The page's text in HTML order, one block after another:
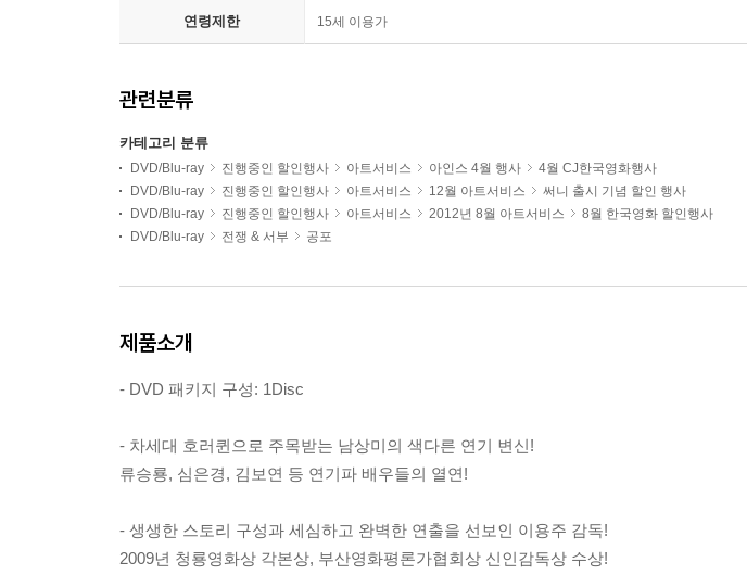
연령제한 15세 이용가
관련분류
카테고리 분류
DVD/Blu-ray 진행중인 할인행사 아트서비스 아인스 4월 행사
4월 CJ한국영화행사
DVD/Blu-ray
진행중인 할인행사 아트서비스 12월 아트서비스
써니 출시 기념 할인 행사
DVD/Blu-ray
진행중인 할인행사 아트서비스 2012년 8월 아트서비스
8월 한국영화 할인행사
DVD/Blu-ray
전쟁 & 서부 공포
제품소개
- DVD 패키지 구성: 1Disc
- 차세대 호러퀸으로 주목받는 남상미의 색다른 연기 변신!
류승룡, 심은경, 김보연 등 연기파 배우들의 열연!
- 생생한 스토리 구성과 세심하고 완벽한 연출을 선보인 이용주 감독!
2009년 청룡영화상 각본상, 부산영화평론가협회상 신인감독상 수상!